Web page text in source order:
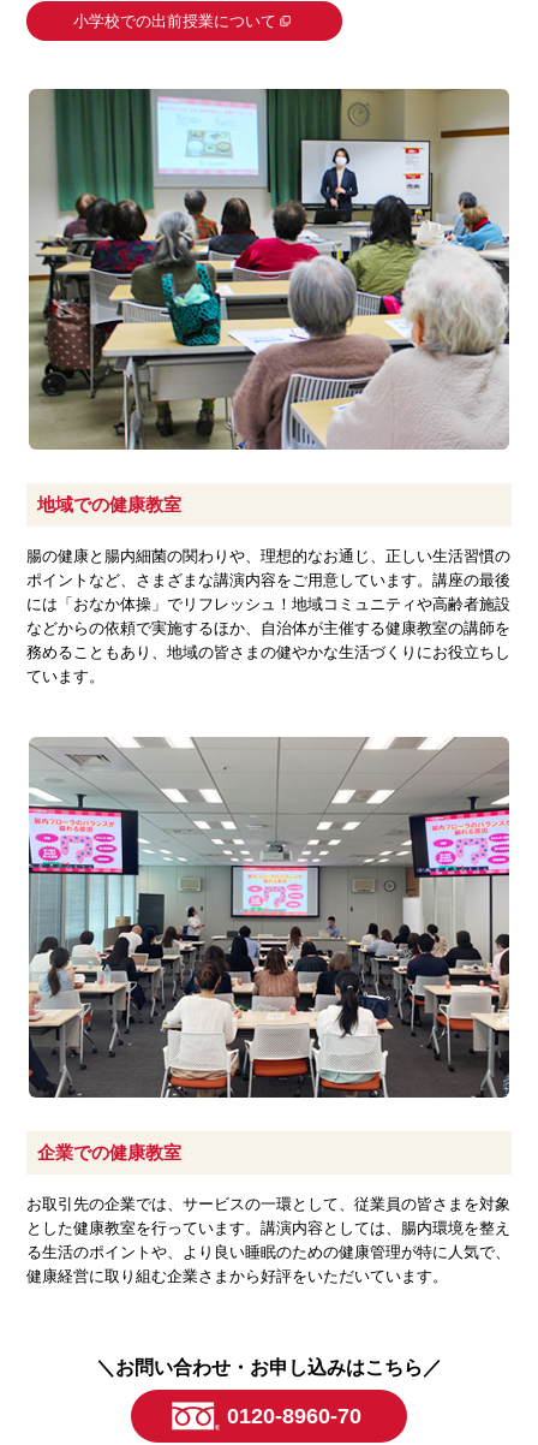
小学校での出前授業について
地域での健康教室
腸の健康と腸内細菌の関わりや、理想的なお通じ、正しい生活習慣の
ポイントなど、さまざまな講演内容をご用意しています。講座の最後
には「おなか体操」でリフレッシュ！地域コミュニティや高齢者施設
などからの依頼で実施するほか、自治体が主催する健康教室の講師を
務めることもあり、地域の皆さまの健やかな生活づくりにお役立ちし
ています。
企業での健康教室​
お取引先の企業では、サービスの一環として、従業員の皆さまを対象
とした健康教室を行っています。講演内容としては、腸内環境を整え
る生活のポイントや、より良い睡眠のための健康管理が特に人気で、
健康経営に取り組む企業さまから好評をいただいています。
お問い合わせ・お申し込みはこちら
0120-8960-70